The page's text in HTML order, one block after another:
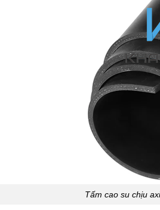
Tấm cao su chịu